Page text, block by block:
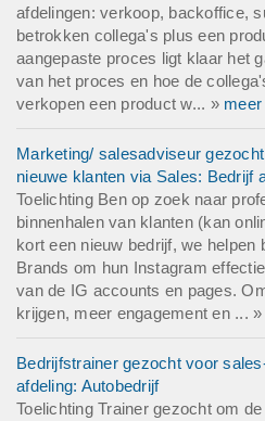
afdelingen: verkoop, backoffice,
betrokken collega's plus een
aangepaste proces ligt klaar het
van het proces en hoe de
verkopen een product w... » meer
Marketing/ salesadviseur
nieuwe klanten via Sales: Bedrijf
Toelichting Ben op zoek naar
binnenhalen van klanten (kan
kort een nieuw bedrijf, we helpen
Brands om hun Instagram
van de IG accounts en pages.
krijgen, meer engagement en ... »
Bedrijfstrainer gezocht voor
afdeling: Autobedrijf
Toelichting Trainer gezocht om